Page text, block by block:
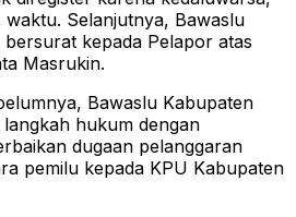
Selanjutnya, Bawaslu
kepada Pelapor atas
Masrukin.
Bawaslu Kabupaten
hukum dengan
dugaan pelanggaran
pemilu kepada KPU Kabupaten